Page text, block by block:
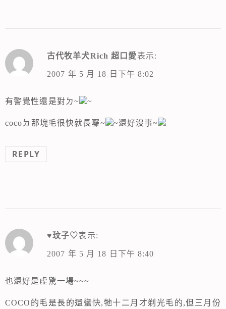
古代牧羊犬Rich 超口愛表示:
2007 年 5 月 18 日下午 8:02
有警覺性還是對ㄉ~ ~
cocoㄉ那塊毛很快就長囉~ ~還好沒事~
REPLY
♥玟子♡表示:
2007 年 5 月 18 日下午 8:40
也還好是虛驚一場~~~
COCO的毛是長的還蠻快,牠十二月才剃光毛的,但三月份